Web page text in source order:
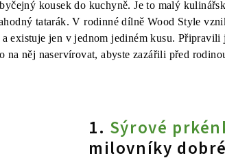
kousek do kuchyně. Je to malý
tatarák. V rodinné dílně Wood Style
existuje jen v jednom jediném kusu. Připravili
na něj naservírovat, abyste zazářili před
1. Sýrové
milovníky